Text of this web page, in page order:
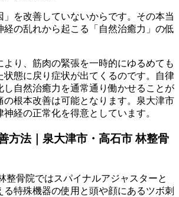
」を改善していないからです。その本当
経の乱れから起こる「自然治癒力」の低
より、筋肉の緊張を一時的にゆるめても
状態に戻り症状が出てくるのです。自律
し自然治癒力を通常通り働かせることが
の根本改善は可能となります。泉大津市
経の正常化を得意としています。
方法｜泉大津市・高石市 林整骨
整骨院ではスパイナルアジャスターと
る特殊機器の使用と頭や顔にあるツボ刺